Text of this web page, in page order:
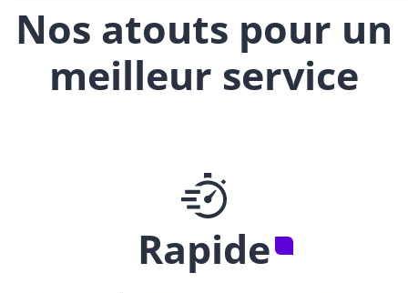
Nos atouts pour un
meilleur service
Rapide